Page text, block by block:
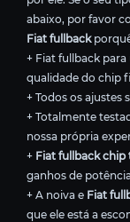
abaixo, por favor
Fiat fullback
+ Fiat fullback
qualidade do chip
+ Todos os ajustes
+ Totalmente
nossa própria
+ Fiat fullback chip
ganhos de
+ A noiva e Fiat
que ele está a